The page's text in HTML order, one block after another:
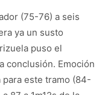
(75-76) a seis
ya un susto
puso el
conclusión. Emoción
para este tramo (84-